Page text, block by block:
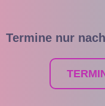
Termine nur